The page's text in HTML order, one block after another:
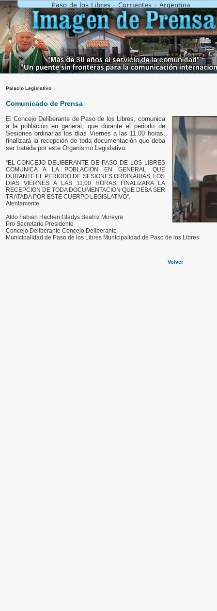
Palacio Legislativo
Comunicado de Prensa
El Concejo Deliberante de Paso de los Libres, comunica
a la población en general, que durante el periodo de
Sesiones ordinarias los días Viernes a las 11,00 horas,
finalizará la recepción de toda documentación que deba
ser tratada por este Organismo Legislativo.
“EL CONCEJO DELIBERANTE DE PASO DE LOS LIBRES
COMUNICA A LA POBLACION EN GENERAL QUE
DURANTE EL PERIODO DE SESIONES ORDINARIAS, LOS
DIAS VIERNES A LAS 11,00 HORAS FINALIZARA LA
RECEPCION DE TODA DOCUMENTACION QUE DEBA SER
TRATADA POR ESTE CUERPO LEGISLATIVO”.
Atentamente.
Aldo Fabian Hachen Gladys Beatriz Moreyra
Pro Secretario Presidente
Concejo Deliberante Concejo Deliberante
Municipalidad de Paso de los Libres Municipalidad de Paso de los Libres
Volver